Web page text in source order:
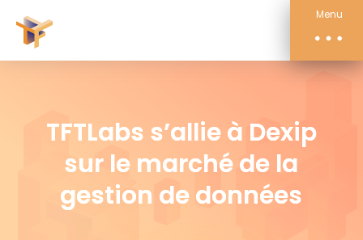
Menu
TFTLabs s’allie à Dexip
sur le marché de la
gestion de données